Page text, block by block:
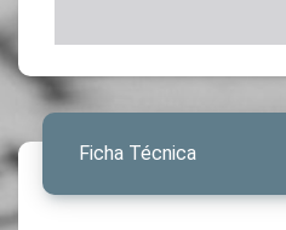
Ficha Técnica